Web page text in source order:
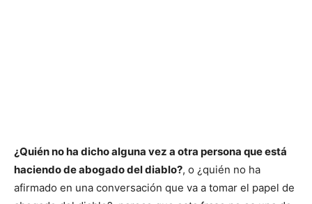
¿Quién no ha dicho alguna vez a otra persona que está
haciendo de abogado del diablo?, o ¿quién no ha
afirmado en una conversación que va a tomar el papel de